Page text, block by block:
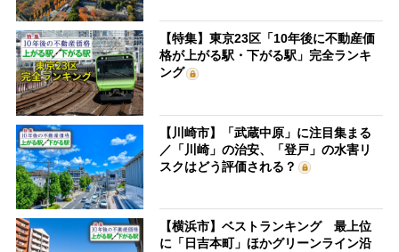
【特集】東京23区「10年後に不動産価
格が上がる駅・下がる駅」完全ランキ
ング
【川崎市】「武蔵中原」に注目集まる
／「川崎」の治安、「登戸」の水害リ
スクはどう評価される？
【横浜市】ベストランキング 最上位
に「日吉本町」ほかグリーンライン沿